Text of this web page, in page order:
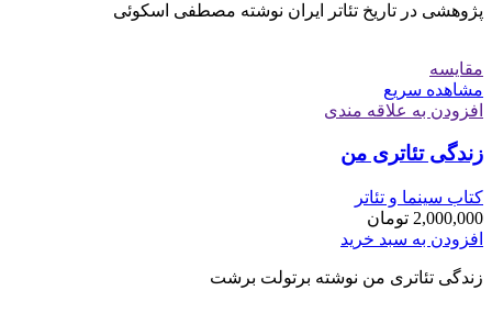
پژوهشی در تاریخ تئاتر ایران نوشته مصطفی اسکوئی
مقایسه
مشاهده سریع
افزودن به علاقه مندی
زندگی تئاتری من
کتاب سینما و تئاتر
2,000,000 تومان
افزودن به سبد خرید
زندگی تئاتری من نوشته برتولت برشت